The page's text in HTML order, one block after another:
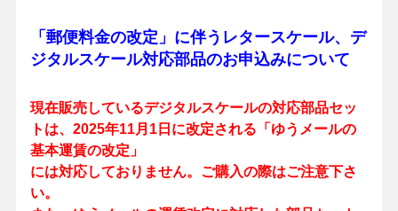
「郵便料金の改定」に伴うレタースケール、デ
ジタルスケール対応部品のお申込みについて
現在販売しているデジタルスケールの対応部品セッ
トは、2025年11月1日に改定される「ゆうメールの
基本運賃の改定」
には対応しておりません。ご購入の際はご注意下さ
い。